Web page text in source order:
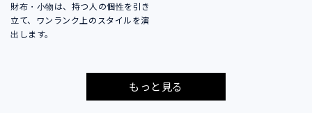
財布・小物は、持つ人の個性を引き
立て、ワンランク上のスタイルを演
出します。
もっと見る